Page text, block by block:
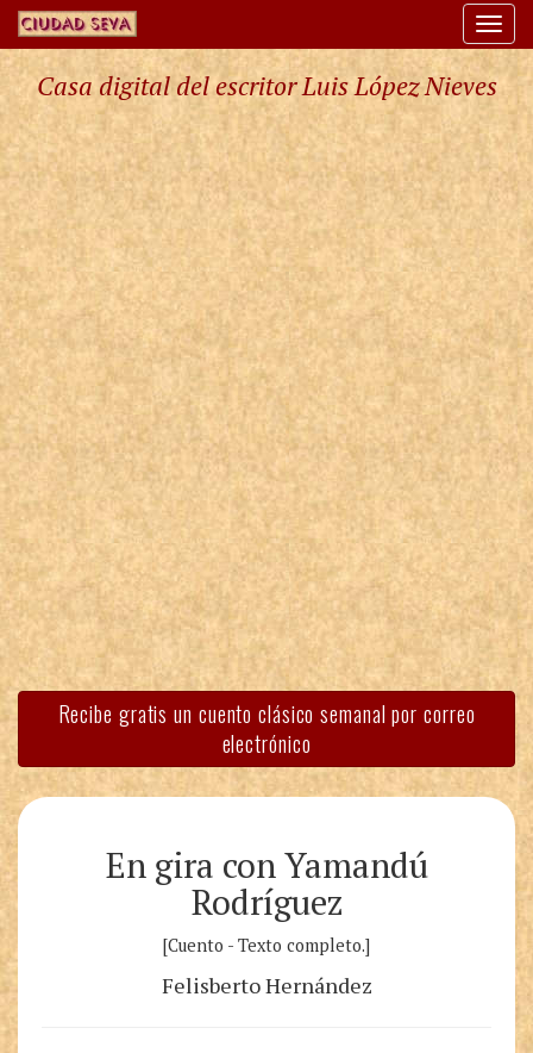
Casa digital del escritor Luis López Nieves
Recibe gratis un cuento clásico semanal por correo
electrónico
En gira con Yamandú
Rodríguez
[Cuento - Texto completo.]
Felisberto Hernández